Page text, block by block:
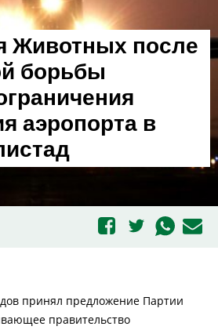
Животных после
борьбы
аэропорта в
принял предложение Партии
правительство